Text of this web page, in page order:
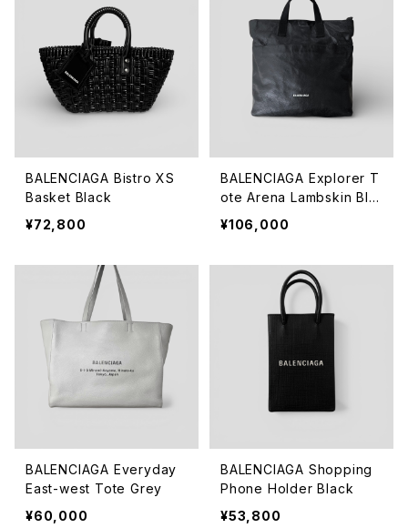
BALENCIAGA Bistro XS
Basket Black
¥72,800
BALENCIAGA Explorer T
ote Arena Lambskin Bla
ck
¥106,000
BALENCIAGA Everyday
East-west Tote Grey
¥60,000
BALENCIAGA Shopping
Phone Holder Black
¥53,800